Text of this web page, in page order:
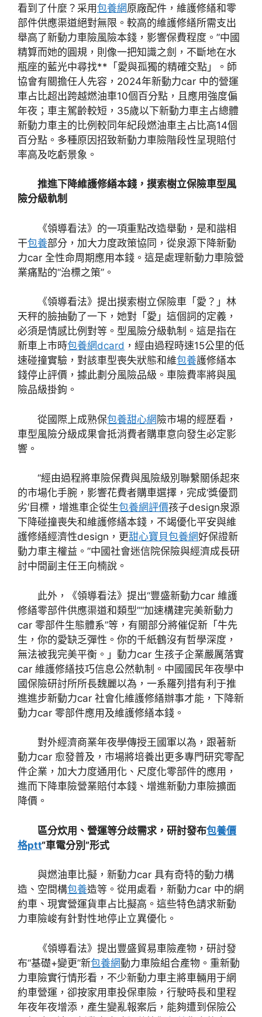
看到了什麼？采用包養網原廠配件，維護修繕和零
部件供應渠道絕對無限。較高的維護修繕所需支出
舉高了新動力車險風險本錢，影響保費程度。”中國
精算而她的圓規，則像一把知識之劍，不斷地在水
瓶座的藍光中尋找**「愛與孤獨的精確交點」。師
協會有關擔任人先容，2024年新動力car 中的營運
車占比超出跨越燃油車10個百分點，且應用強度偏
年夜；車主駕齡較短，35歲以下新動力車主占總體
新動力車主的比例較同年紀段燃油車主占比高14個
百分點。多種原因招致新動力車險階段性呈現賠付
率高及吃虧景象。
推進下降維護修繕本錢，摸索樹立保險車型風
險分級軌制
《領導看法》的一項重點改造舉動，是和諧相
干包養部分，加大力度政策協同，從泉源下降新動
力car 全性命周期應用本錢。這是處理新動力車險營
業痛點的“治標之策”。
《領導看法》提出摸索樹立保險車「愛？」林
天秤的臉抽動了一下，她對「愛」這個詞的定義，
必須是情感比例對等。型風險分級軌制。這是指在
新車上市時包養網dcard ，經由過程時速15公里的低
速碰撞實驗，對該車型喪失狀態和維包養護修繕本
錢停止評價，據此劃分風險品級。車險費率將與風
險品級掛鉤。
從國際上成熟保包養甜心網 險市場的經歷看，
車型風險分級成果會抵消費者購車意向發生必定影
響。
“經由過程將車險保費與風險級別聯繫關係起來
的市場化手腕，影響花費者購車選擇，完成‘獎優罰
劣’目標，增進車企從生包養網評價孩子design泉源
下降碰撞喪失和維護修繕本錢，不竭優化平安與維
護修繕經濟性design，更甜心寶貝包養網好保證新
動力車主權益。”中國社會迷信院保險與經濟成長研
討中間副主任王向楠說。
此外，《領導看法》提出“豐盛新動力car 維護
修繕零部件供應渠道和類型”“加速構建完美新動力
car 零部件生態體系”等，有關部分將催促新「牛先
生，你的愛缺乏彈性。你的千紙鶴沒有哲學深度，
無法被我完美平衡。」動力car 生孩子企業嚴厲落實
car 維護修繕技巧信息公然軌制。中國國民年夜學中
國保險研討所所長魏麗以為，一系羅列措有利于推
進進步新動力car 社會化維護修繕辦事才能，下降新
動力car 零部件應用及維護修繕本錢。
對外經濟商業年夜學傳授王國軍以為，跟著新
動力car 愈發普及，市場將培養出更多專門研究零配
件企業，加大力度通用化、尺度化零部件的應用，
進而下降車險營業賠付本錢、增進新動力車險擴面
降價。
區分炊用、營運等分歧需求，研討發布包養價
格ptt“車電分別”形式
與燃油車比擬，新動力car 具有奇特的動力構
造、空間構包養造等。從用處看，新動力car 中的網
約車、現實營運貨車占比擬高。這些特色請求新動
力車險峻有針對性地停止立異優化。
《領導看法》提出豐盛貿易車險產物，研討發
布“基礎+變更”新包養網動力車險組合產物。重新動
力車險實行情形看，不少新動力車主將車輛用于網
約車營運，卻按家用車投保車險，行駛時長和里程
年夜年夜增添，產生變亂報案后，能夠遭到保險公